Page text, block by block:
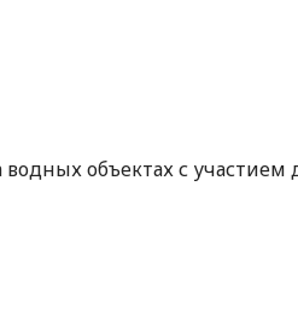
объектах с участием